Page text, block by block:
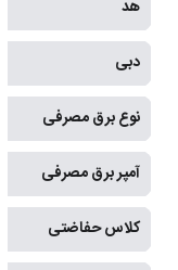
هد
دبی
نوع برق مصرفی
آمپر برق مصرفی
کلاس حفاضتی